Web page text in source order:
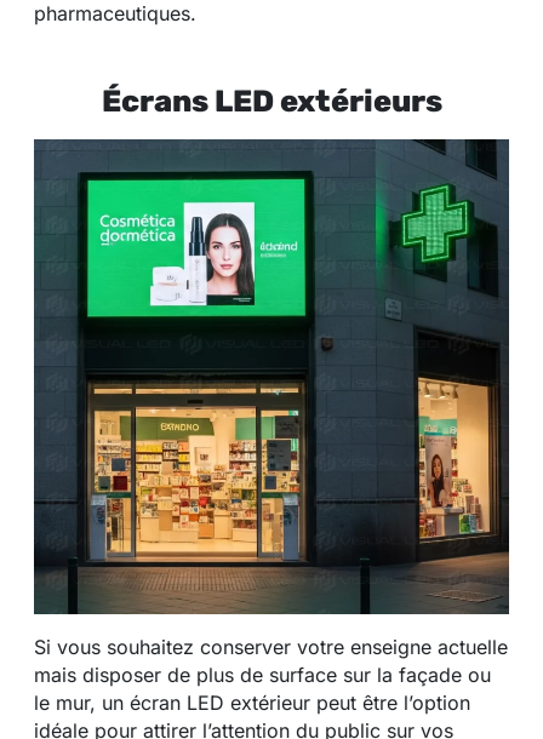
pharmaceutiques.
Écrans LED extérieurs
Si vous souhaitez conserver votre enseigne actuelle
mais disposer de plus de surface sur la façade ou
le mur, un écran LED extérieur peut être l’option
idéale pour attirer l’attention du public sur vos